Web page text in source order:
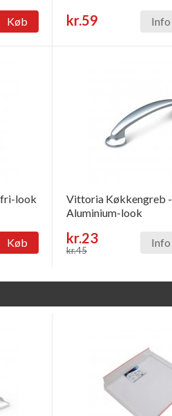
Køb kr.59 Info
look
Køb
Vittoria Køkkengreb -
Aluminium-look
kr.23
kr.45
Info